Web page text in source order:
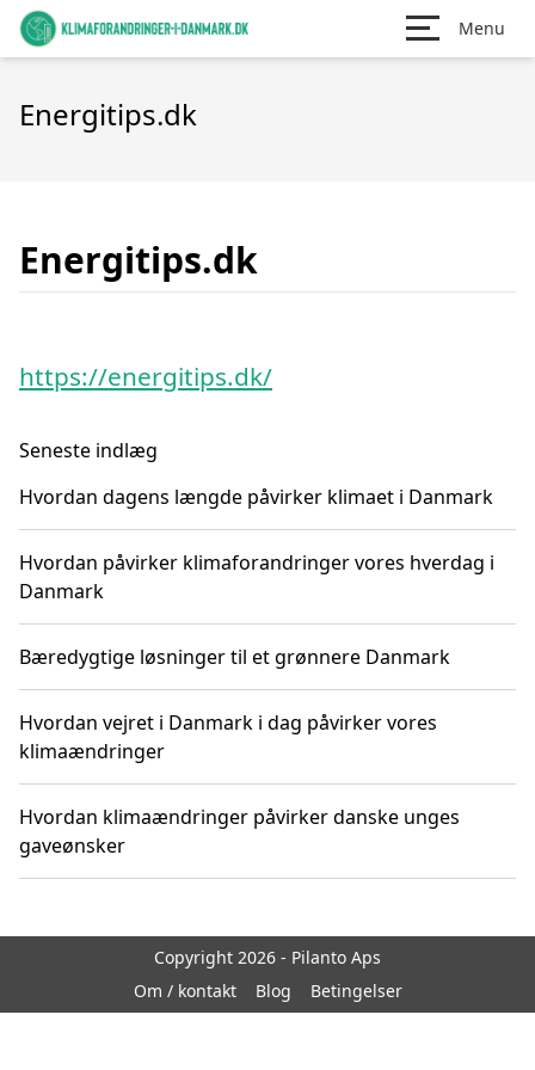
Menu
Energitips.dk
Energitips.dk
https://energitips.dk/
Seneste indlæg
Hvordan dagens længde påvirker klimaet i Danmark
Hvordan påvirker klimaforandringer vores hverdag i
Danmark
Bæredygtige løsninger til et grønnere Danmark
Hvordan vejret i Danmark i dag påvirker vores
klimaændringer
Hvordan klimaændringer påvirker danske unges
gaveønsker
Copyright 2026 - Pilanto Aps
Om / kontakt
Blog Betingelser